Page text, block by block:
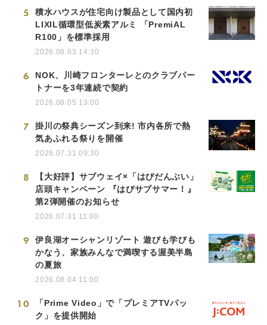
5
積水ハウスが住宅向け製品として国内初
LIXIL循環型低炭素アルミ 「PremiAL
R100」を標準採用
2026.08.03 14:30
6
NOK、川崎フロンターレとのクラブパー
トナーを3年連続で契約
2026.08.05 13:00
7
掛川の祭典シーズン到来! 市内各所で熱
気あふれる祭りを開催
2026.07.31 09:30
8
【大好評】サブウェイ×「はぴだんぶい」
店頭キャンペーン 『はぴサブサマー！』
第2弾開催のお知らせ
2026.07.31 11:00
9
伊良湖オーシャンリゾート 遊びも学びも
かなう、家族みんなで満喫する渥美半島
の夏旅
2026.08.04 11:00
10
「Prime Video」で「プレミアTVパッ
ク」を提供開始